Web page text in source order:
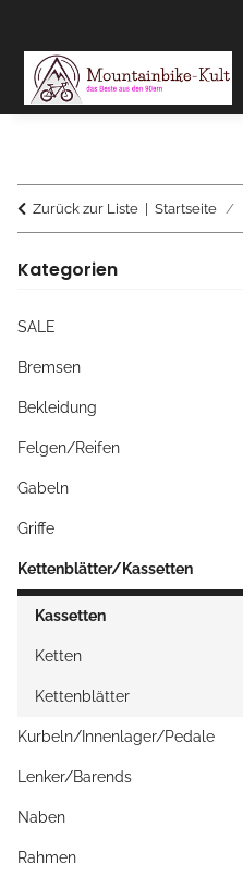
Zurück zur Liste Startseite
Kategorien
SALE
Bremsen
Bekleidung
Felgen/Reifen
Gabeln
Griffe
Kettenblätter/Kassetten
Kassetten
Ketten
Kettenblätter
Kurbeln/Innenlager/Pedale
Lenker/Barends
Naben
Rahmen